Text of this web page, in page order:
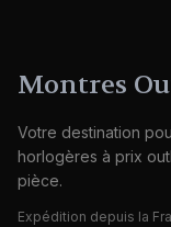
Montres
Votre destination
horlogères à prix
pièce.
Expédition depuis la